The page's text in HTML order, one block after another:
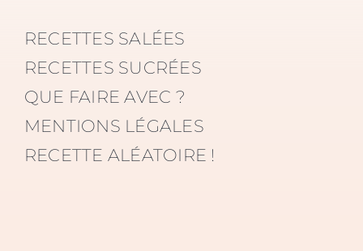
RECETTES SALÉES
RECETTES SUCRÉES
QUE FAIRE AVEC ?
MENTIONS LÉGALES
RECETTE ALÉATOIRE !